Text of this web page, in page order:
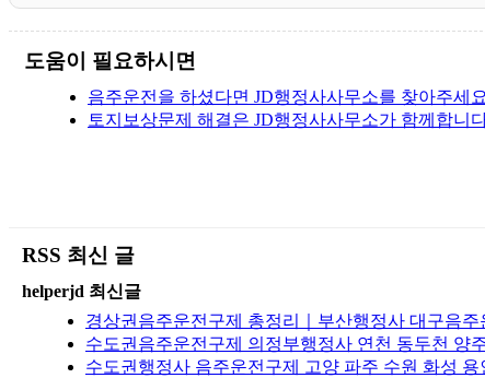
도움이 필요하시면
음주운전을 하셨다면 JD행정사사무소를 찾아주세요
토지보상문제 해결은 JD행정사사무소가 함께합니
RSS 최신 글
helperjd 최신글
경상권음주운전구제 총정리｜부산행정사 대구음
수도권음주운전구제 의정부행정사 연천 동두천 양
수도권행정사 음주운전구제 고양 파주 수원 화성